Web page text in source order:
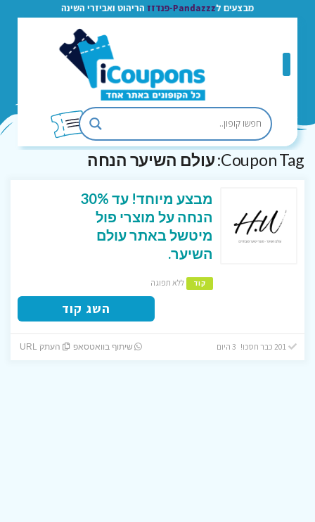
מבצעים לPandazzz-פנדזז הריהוט ואביזרי השינה
Coupon Tag: עולם השיער הנחה
מבצע מיוחד! עד 30%
הנחה על מוצרי פול
מיטשל באתר עולם
השיער.
קוד ללא תפוגה
השג קוד
201 כבר חסכו! 3 היום שיתוף בוואטסאפ העתק URL